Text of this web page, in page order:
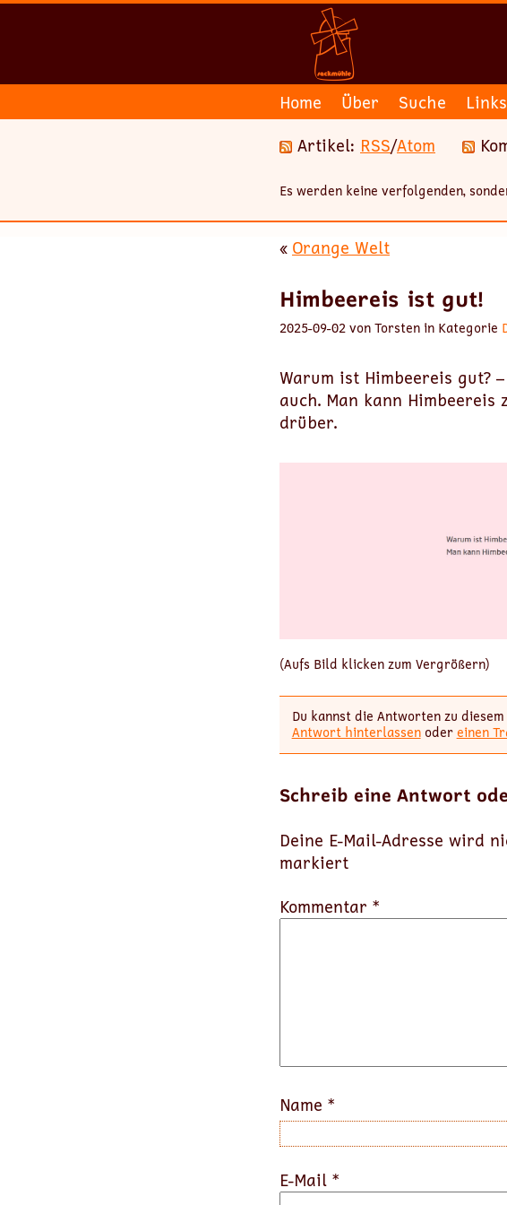
Home
Über Suche Links
Artikel: RSS/Atom
Es werden keine verfolgenden,
« Orange Welt
Himbeereis ist gut!
2025-09-02 von Torsten in Kategorie
Warum ist Himbeereis gut?
auch. Man kann
drüber.
(Aufs Bild klicken zum Vergrößern)
Du kannst die Antworten zu
Antwort hinterlassenodereinen
Schreib eine Antwort
Deine E-Mail-Adresse wird
markiert
Kommentar *
Name *
E-Mail *